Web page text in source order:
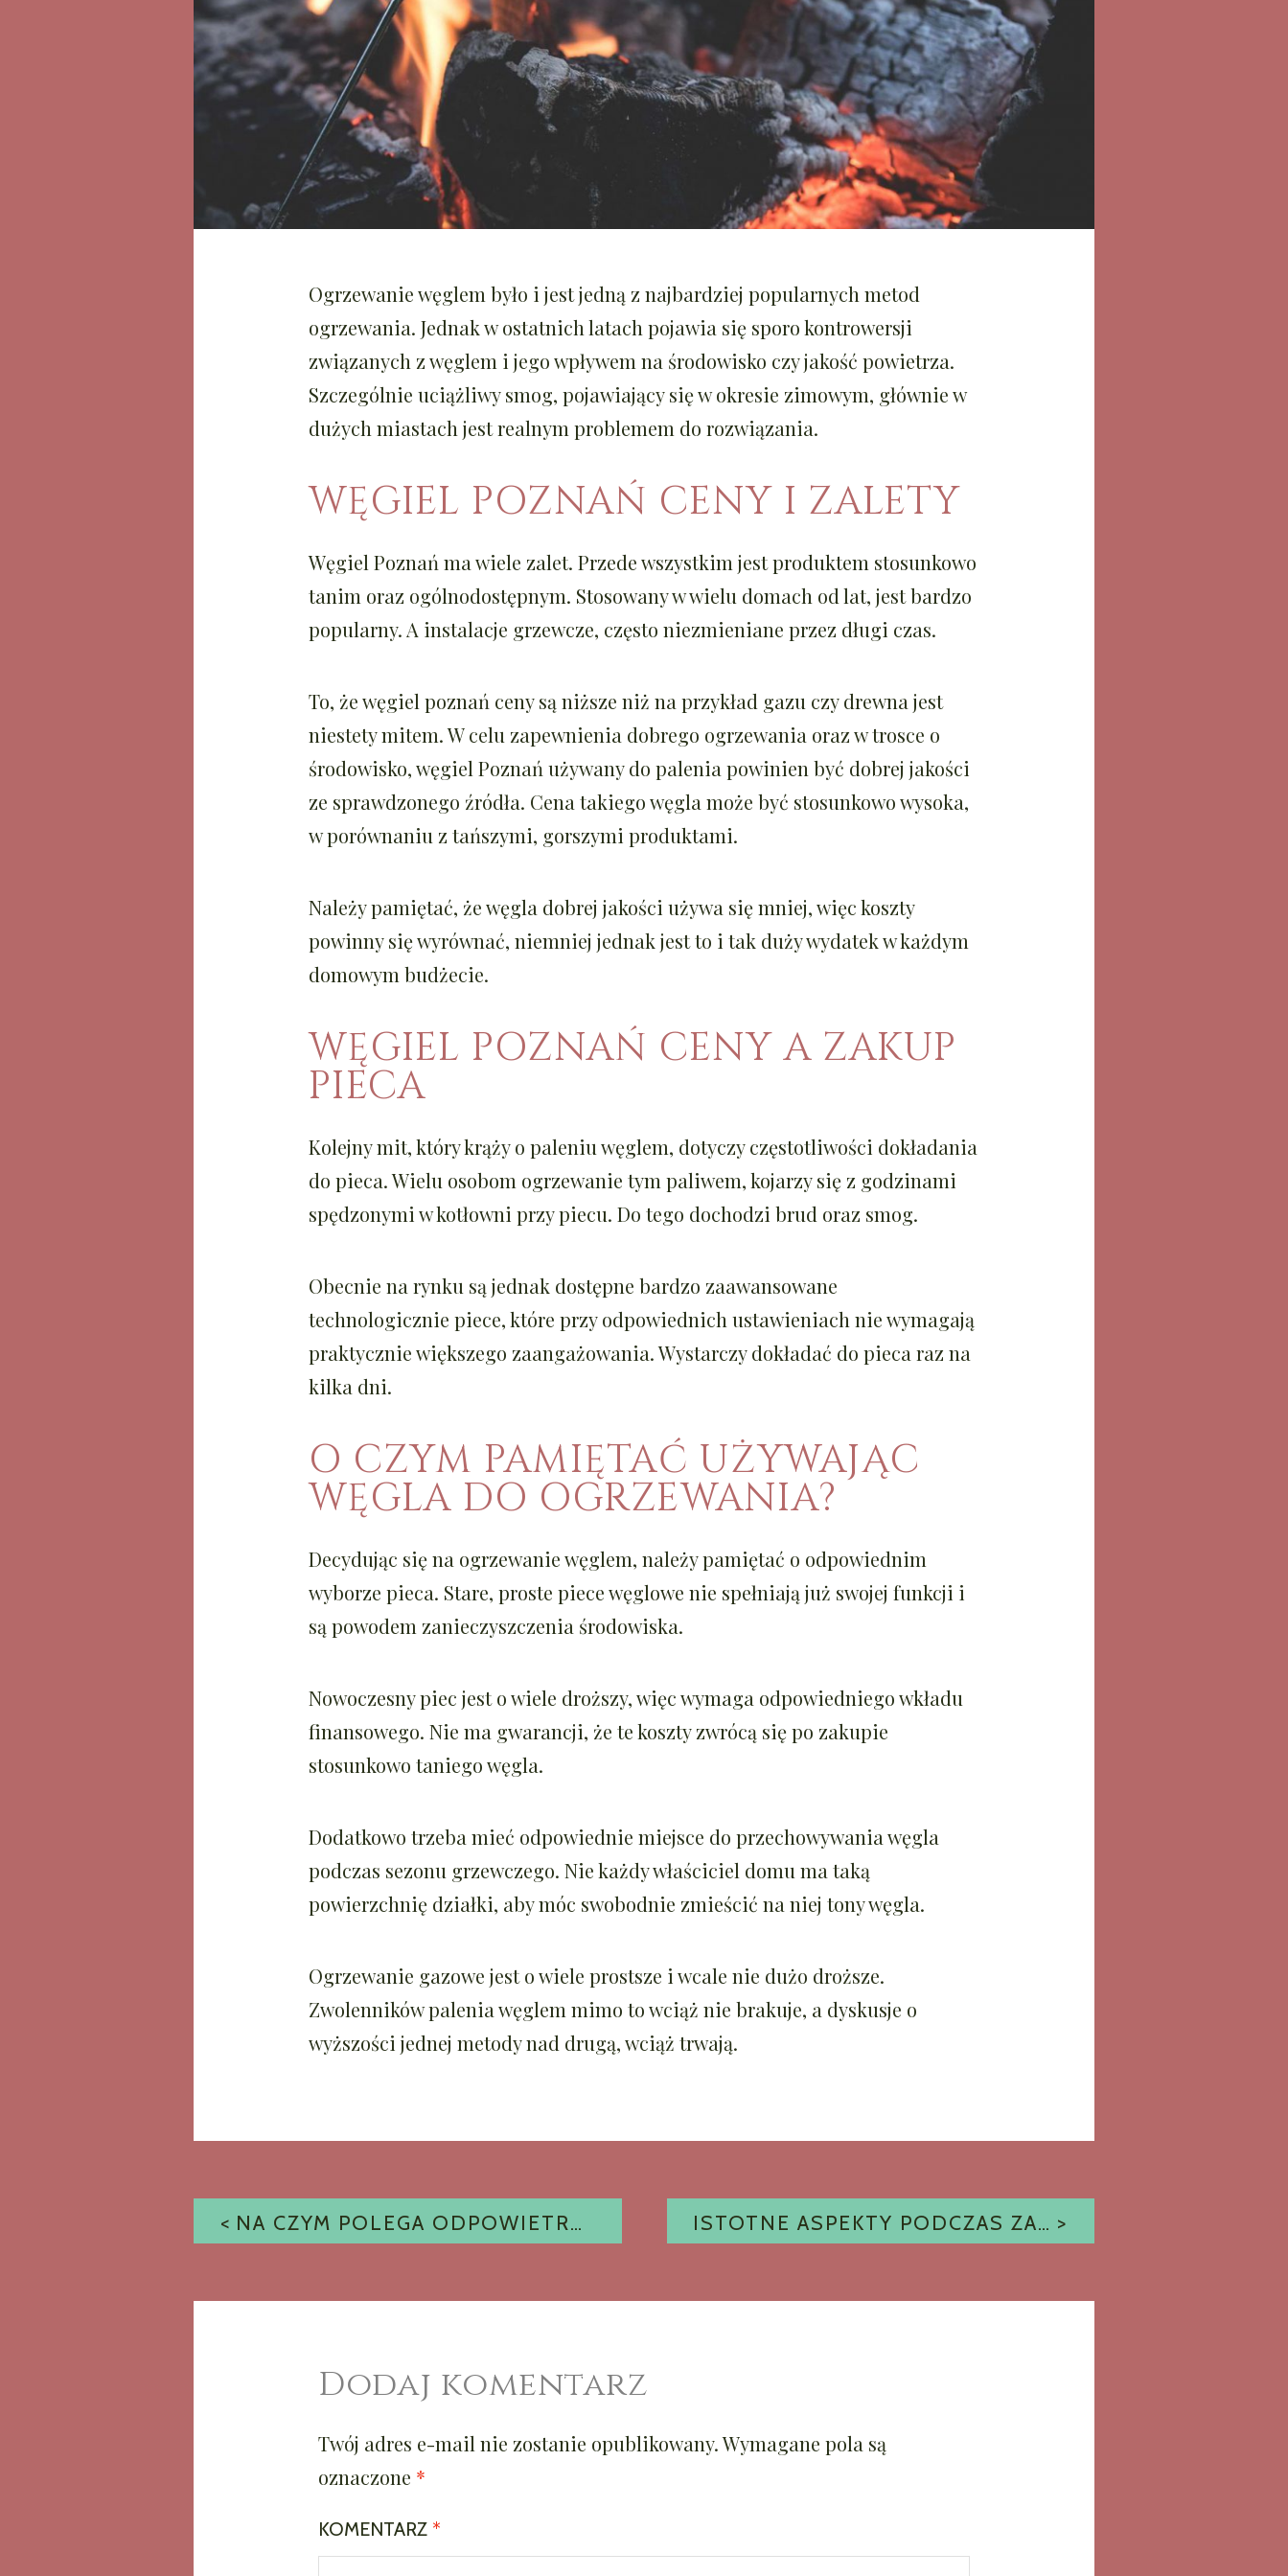
Ogrzewanie węglem było i jest jedną z najbardziej popularnych metod
ogrzewania. Jednak w ostatnich latach pojawia się sporo kontrowersji
związanych z węglem i jego wpływem na środowisko czy jakość powietrza.
Szczególnie uciążliwy smog, pojawiający się w okresie zimowym, głównie w
dużych miastach jest realnym problemem do rozwiązania.
WĘGIEL POZNAŃ CENY I ZALETY
Węgiel Poznań ma wiele zalet. Przede wszystkim jest produktem stosunkowo
tanim oraz ogólnodostępnym. Stosowany w wielu domach od lat, jest bardzo
popularny. A instalacje grzewcze, często niezmieniane przez długi czas.
To, żewęgiel poznań ceny są niższe niż na przykład gazu czy drewna jest
niestety mitem. W celu zapewnienia dobrego ogrzewania oraz w trosce o
środowisko, węgiel Poznań używany do palenia powinien być dobrej jakości
ze sprawdzonego źródła. Cena takiego węgla może być stosunkowo wysoka,
w porównaniu z tańszymi, gorszymi produktami.
Należy pamiętać, że węgla dobrej jakości używa się mniej, więc koszty
powinny się wyrównać, niemniej jednak jest to i tak duży wydatek w każdym
domowym budżecie.
WĘGIEL POZNAŃ CENY A ZAKUP
PIECA
Kolejny mit, który krąży o paleniu węglem, dotyczy częstotliwości dokładania
do pieca. Wielu osobom ogrzewanie tym paliwem, kojarzy się z godzinami
spędzonymi w kotłowni przy piecu. Do tego dochodzi brud oraz smog.
Obecnie na rynku są jednak dostępne bardzo zaawansowane
technologicznie piece, które przy odpowiednich ustawieniach nie wymagają
praktycznie większego zaangażowania. Wystarczy dokładać do pieca raz na
kilka dni.
O CZYM PAMIĘTAĆ UŻYWAJĄC
WĘGLA DO OGRZEWANIA?
Decydując się na ogrzewanie węglem, należy pamiętać o odpowiednim
wyborze pieca. Stare, proste piece węglowe nie spełniają już swojej funkcji i
są powodem zanieczyszczenia środowiska.
Nowoczesny piec jest o wiele droższy, więc wymaga odpowiedniego wkładu
finansowego. Nie ma gwarancji, że te koszty zwrócą się po zakupie
stosunkowo taniego węgla.
Dodatkowo trzeba mieć odpowiednie miejsce do przechowywania węgla
podczas sezonu grzewczego. Nie każdy właściciel domu ma taką
powierzchnię działki, aby móc swobodnie zmieścić na niej tony węgla.
Ogrzewanie gazowe jest o wiele prostsze i wcale nie dużo droższe.
Zwolenników palenia węglem mimo to wciąż nie brakuje, a dyskusje o
wyższości jednej metody nad drugą, wciąż trwają.
NAWIGACJA
WPISU
NA CZYM POLEGA ODPOWIETRZENIE KALORYFERÓW? ISTOTNE ASPEKTY PODCZAS ZAKUPU DOMU
Dodaj komentarz
Twój adres e-mail nie zostanie opublikowany.Wymagane pola są
oznaczone *
KOMENTARZ *